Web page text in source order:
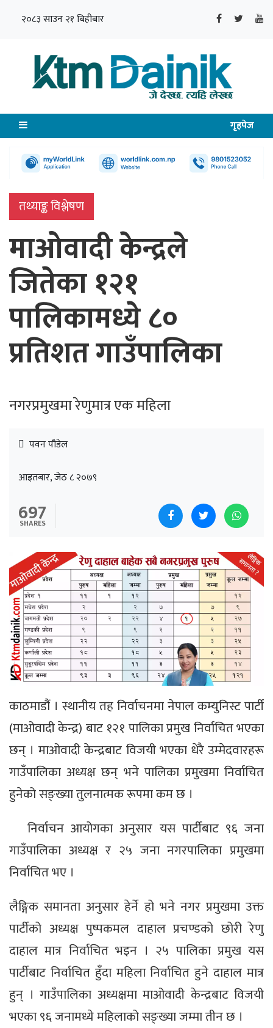
२०८३ साउन २१ बिहीबार
गृहपेज
तथ्याङ्क विश्लेषण
माओवादी केन्द्रले
जितेका १२१
पालिकामध्ये ८०
प्रतिशत गाउँपालिका
नगरप्रमुखमा रेणुमात्र एक महिला
पवन पौडेल
आइतबार, जेठ ८ २०७९
697
SHARES
काठमाडौं । स्थानीय तह निर्वाचनमा नेपाल कम्युनिस्ट पार्टी
(माओवादी केन्द्र) बाट १२१ पालिका प्रमुख निर्वाचित भएका
छन् । माओवादी केन्द्रबाट विजयी भएका धेरै उम्मेदवारहरू
गाउँपालिका अध्यक्ष छन् भने पालिका प्रमुखमा निर्वाचित
हुनेको सङ्ख्या तुलनात्मक रूपमा कम छ ।
निर्वाचन आयोगका अनुसार यस पार्टीबाट ९६ जना
गाउँपालिका अध्यक्ष र २५ जना नगरपालिका प्रमुखमा
निर्वाचित भए ।
लैङ्गिक समानता अनुसार हेर्ने हो भने नगर प्रमुखमा उक्त
पार्टीको अध्यक्ष पुष्पकमल दाहाल प्रचण्डको छोरी रेणु
दाहाल मात्र निर्वाचित भइन । २५ पालिका प्रमुख यस
पार्टीबाट निर्वाचित हुँदा महिला निर्वाचित हुने दाहाल मात्र
हुन् । गाउँपालिका अध्यक्षमा मा‌ओवादी केन्द्रबाट विजयी
भएका ९६ जनामध्ये महिलाको सङ्ख्या जम्मा तीन छ ।